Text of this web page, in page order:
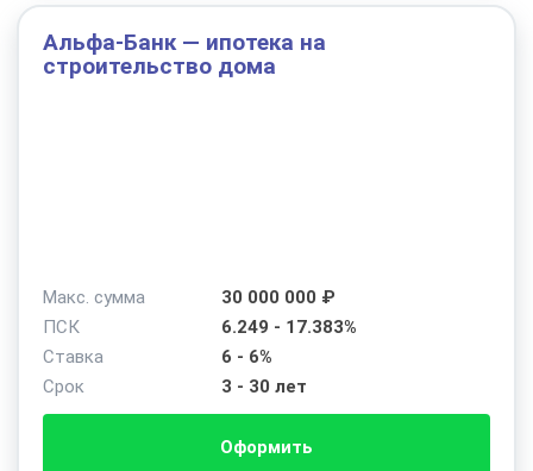
Альфа-Банк — ипотека на
строительство дома
Макс. сумма
30 000 000 ₽
ПСК
6.249 - 17.383%
Ставка
6 - 6%
Срок
3 - 30 лет
Оформить